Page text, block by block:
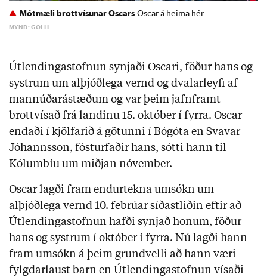
Mótmæli brottvísunar Oscars Oscar á heima hér
MYND: GOLLI
Útlendingastofnun synjaði Oscari, föður hans og
systrum um alþjóðlega vernd og dvalarleyfi af
mannúðarástæðum og var þeim jafnframt
brottvísað frá landinu 15. október í fyrra. Oscar
endaði í kjölfarið á götunni í Bógóta en Svavar
Jóhannsson, fósturfaðir hans, sótti hann til
Kólumbíu um miðjan nóvember.
Oscar lagði fram endurtekna umsókn um
alþjóðlega vernd 10. febrúar síðastliðin eftir að
Útlendingastofnun hafði synjað honum, föður
hans og systrum í október í fyrra. Nú lagði hann
fram umsókn á þeim grundvelli að hann væri
fylgdarlaust barn en Útlendingastofnun vísaði